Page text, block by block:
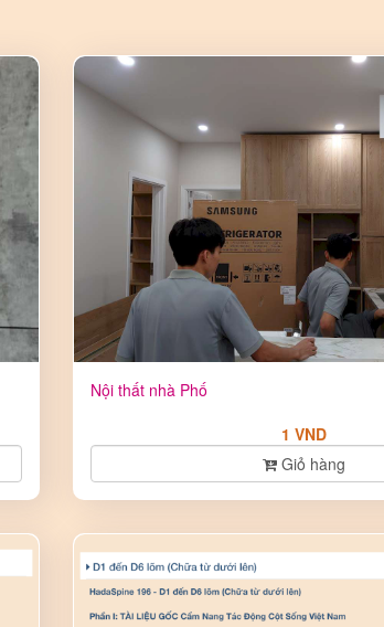
Nội thất nhà Phố
1 VND
Giỏ hàng